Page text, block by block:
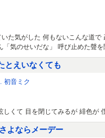
た気がした 何もないこんな道で
「気のせいだな」 呼び止めた聲を
とえいなくても
初音ミク
しくて 目を閉じてみるが 緋色が
よならメーデー